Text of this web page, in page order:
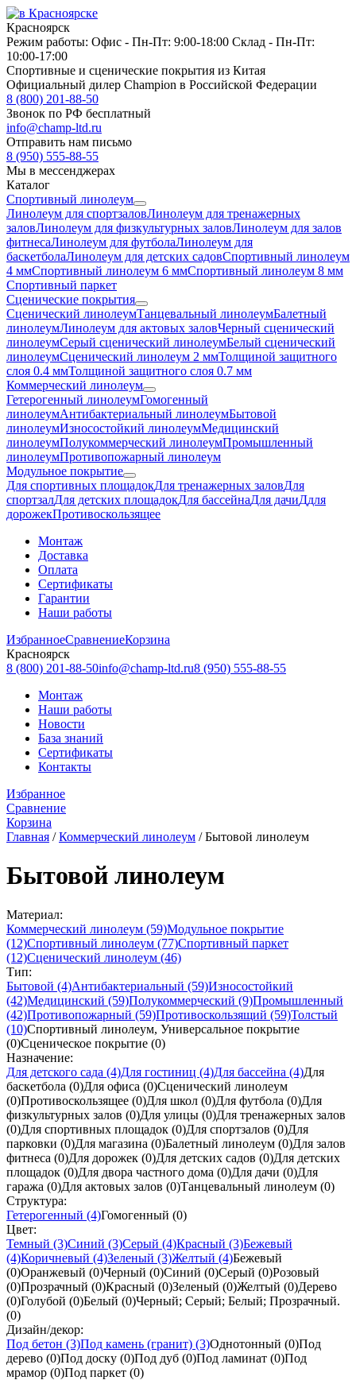
Красноярск
Режим работы: Офис - Пн-Пт: 9:00-18:00 Склад - Пн-Пт:
10:00-17:00
Спортивные и сценические покрытия из Китая
Официальный дилер Champion в Российской Федерации
8 (800) 201-88-50
Звонок по РФ бесплатный
info@champ-ltd.ru
Отправить нам письмо
8 (950) 555-88-55
Мы в мессенджерах
Каталог
Спортивный линолеум
Линолеум для спортзаловЛинолеум для тренажерных
заловЛинолеум для физкультурных заловЛинолеум для залов
фитнесаЛинолеум для футболаЛинолеум для
баскетболаЛинолеум для детских садовСпортивный линолеум
4 ммСпортивный линолеум 6 ммСпортивный линолеум 8 мм
Спортивный паркет
Сценические покрытия
Сценический линолеумТанцевальный линолеумБалетный
линолеумЛинолеум для актовых заловЧерный сценический
линолеумСерый сценический линолеумБелый сценический
линолеумСценический линолеум 2 ммТолщиной защитного
слоя 0.4 ммТолщиной защитного слоя 0.7 мм
Коммерческий линолеум
Гетерогенный линолеумГомогенный
линолеумАнтибактериальный линолеумБытовой
линолеумИзносостойкий линолеумМедицинский
линолеумПолукоммерческий линолеумПромышленный
линолеумПротивопожарный линолеум
Модульное покрытие
Для спортивных площадокДля тренажерных заловДля
спортзалДля детских площадокДля бассейнаДля дачиДдля
дорожекПротивоскользящее
Монтаж
Доставка
Оплата
Сертификаты
Гарантии
Наши работы
ИзбранноеСравнениеКорзина
Красноярск
8 (800) 201-88-50info@champ-ltd.ru8 (950) 555-88-55
Монтаж
Наши работы
Новости
База знаний
Сертификаты
Контакты
Избранное
Сравнение
Корзина
Главная /Коммерческий линолеум /Бытовой линолеум
Бытовой линолеум
Материал:
Коммерческий линолеум (59)Модульное покрытие
(12)Спортивный линолеум (77)Спортивный паркет
(12)Сценический линолеум (46)
Тип:
Бытовой (4)Антибактериальный (59)Износостойкий
(42)Медицинский (59)Полукоммерческий (9)Промышленный
(42)Противопожарный (59)Противоскользящий (59)Толстый
(10)Спортивный линолеум, Универсальное покрытие
(0)Сценическое покрытие (0)
Назначение:
Для детского сада (4)Для гостиниц (4)Для бассейна (4)Для
баскетбола (0)Для офиса (0)Сценический линолеум
(0)Противоскользящее (0)Для школ (0)Для футбола (0)Для
физкультурных залов (0)Для улицы (0)Для тренажерных залов
(0)Для спортивных площадок (0)Для спортзалов (0)Для
парковки (0)Для магазина (0)Балетный линолеум (0)Для залов
фитнеса (0)Для дорожек (0)Для детских садов (0)Для детских
площадок (0)Для двора частного дома (0)Для дачи (0)Для
гаража (0)Для актовых залов (0)Танцевальный линолеум (0)
Структура:
Гетерогенный (4)Гомогенный (0)
Цвет:
Темный (3)Синий (3)Серый (4)Красный (3)Бежевый
(4)Коричневый (4)Зеленый (3)Желтый (4)Бежевый
(0)Оранжевый (0)Черный (0)Синий (0)Серый (0)Розовый
(0)Прозрачный (0)Красный (0)Зеленый (0)Желтый (0)Дерево
(0)Голубой (0)Белый (0)Черный; Серый; Белый; Прозрачный.
(0)
Дизайн/декор:
Под бетон (3)Под камень (гранит) (3)Однотонный (0)Под
дерево (0)Под доску (0)Под дуб (0)Под ламинат (0)Под
мрамор (0)Под паркет (0)